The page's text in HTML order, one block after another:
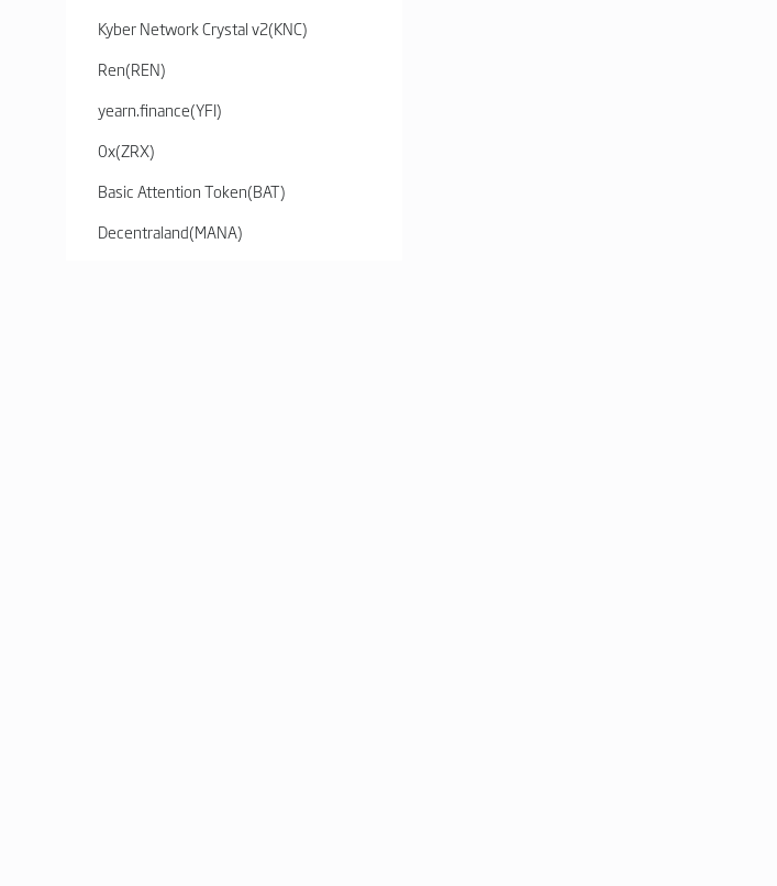
Kyber Network Crystal v2(KNC)
Ren(REN)
yearn.finance(YFI)
0x(ZRX)
Basic Attention Token(BAT)
Decentraland(MANA)